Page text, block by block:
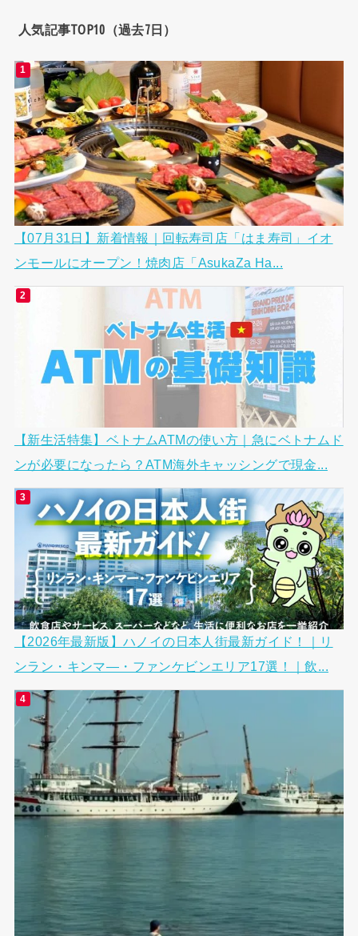
人気記事TOP10（過去7日）
【07月31日】新着情報｜回転寿司店「はま寿司」イオ
ンモールにオープン！焼肉店「AsukaZa Ha...
【新生活特集】ベトナムATMの使い方｜急にベトナムド
ンが必要になったら？ATM海外キャッシングで現金...
【2026年最新版】ハノイの日本人街最新ガイド！｜リ
ンラン・キンマ―・ファンケビンエリア17選！｜飲...